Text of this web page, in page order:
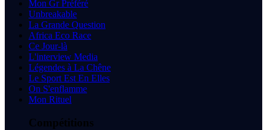
Mon Gr Préféré
Unbreakable
La Grande Question
Africa Eco Race
Ce Jour-là
L'interview Media
Légendes à La Chêne
Le Sport Est En Elles
On S'enflamme
Mon Rituel
Compétitions